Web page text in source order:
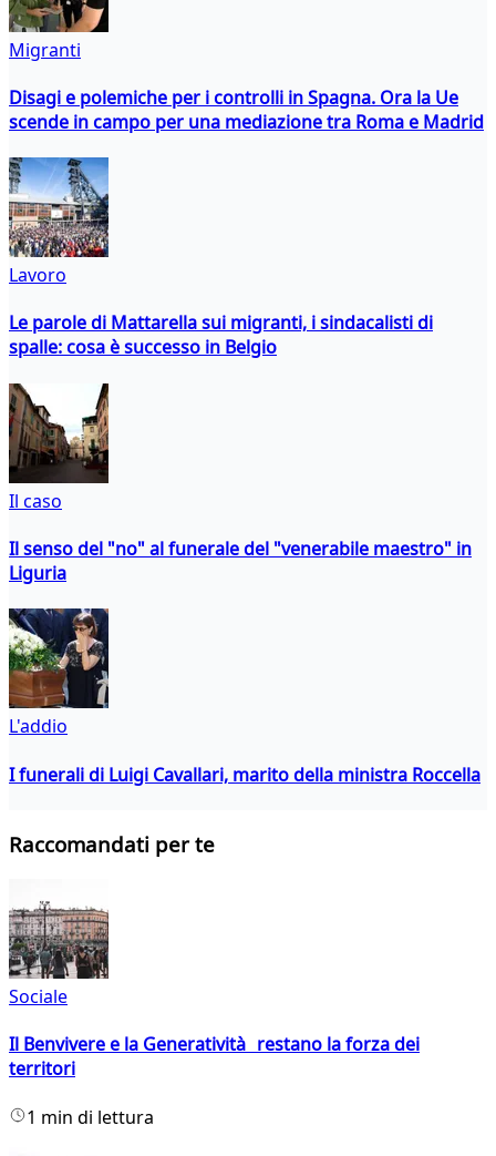
Migranti
Disagi e polemiche per i controlli in Spagna. Ora la Ue
scende in campo per una mediazione tra Roma e Madrid
Lavoro
Le parole di Mattarella sui migranti, i sindacalisti di
spalle: cosa è successo in Belgio
Il caso
Il senso del "no" al funerale del "venerabile maestro" in
Liguria
L'addio
I funerali di Luigi Cavallari, marito della ministra Roccella
Raccomandati per te
Sociale
Il Benvivere e la Generatività restano la forza dei
territori
1 min di lettura